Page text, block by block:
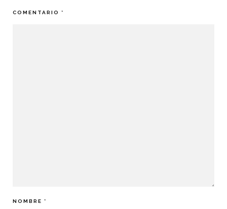
COMENTARIO *
NOMBRE *